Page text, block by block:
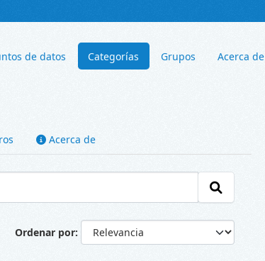
de datos Categorías Grupos Acerca de
Acerca de
Ordenar por